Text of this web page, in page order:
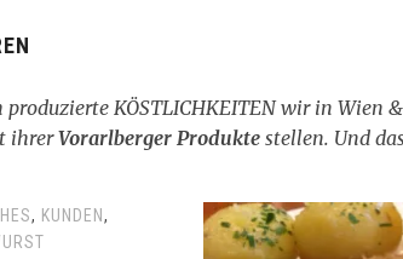
KÖSTLICHKEITEN wir in Wien
ihrerVorarlberger Produkte stellen. Und
, KUNDEN,